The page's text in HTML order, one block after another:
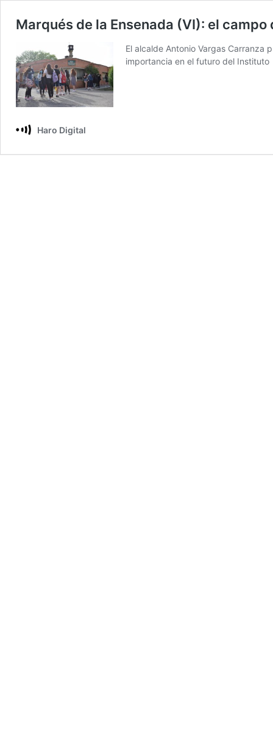
Marqués de la Ensenada (VI): el
El alcalde Antonio Vargas Carranza
importancia en el futuro del Instituto
Haro Digital